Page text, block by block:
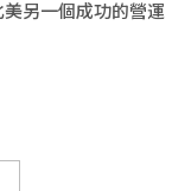
另一個成功的營運